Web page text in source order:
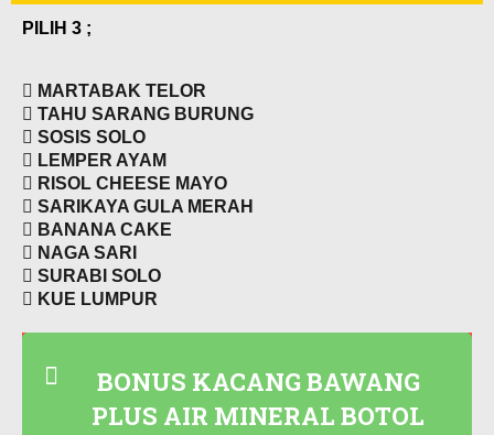
PILIH 3 ;
MARTABAK TELOR
TAHU SARANG BURUNG
SOSIS SOLO
LEMPER AYAM
RISOL CHEESE MAYO
SARIKAYA GULA MERAH
BANANA CAKE
NAGA SARI
SURABI SOLO
KUE LUMPUR
BONUS KACANG BAWANG
PLUS AIR MINERAL BOTOL